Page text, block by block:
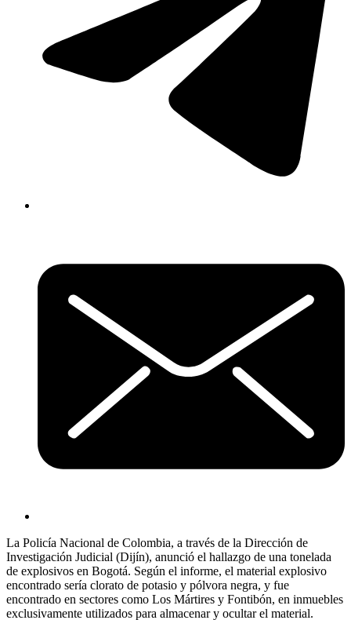
La Policía Nacional de Colombia, a través de la Dirección de
Investigación Judicial (Dijín), anunció el hallazgo de una tonelada
de explosivos en Bogotá. Según el informe, el material explosivo
encontrado sería clorato de potasio y pólvora negra, y fue
encontrado en sectores como Los Mártires y Fontibón, en inmuebles
exclusivamente utilizados para almacenar y ocultar el material.